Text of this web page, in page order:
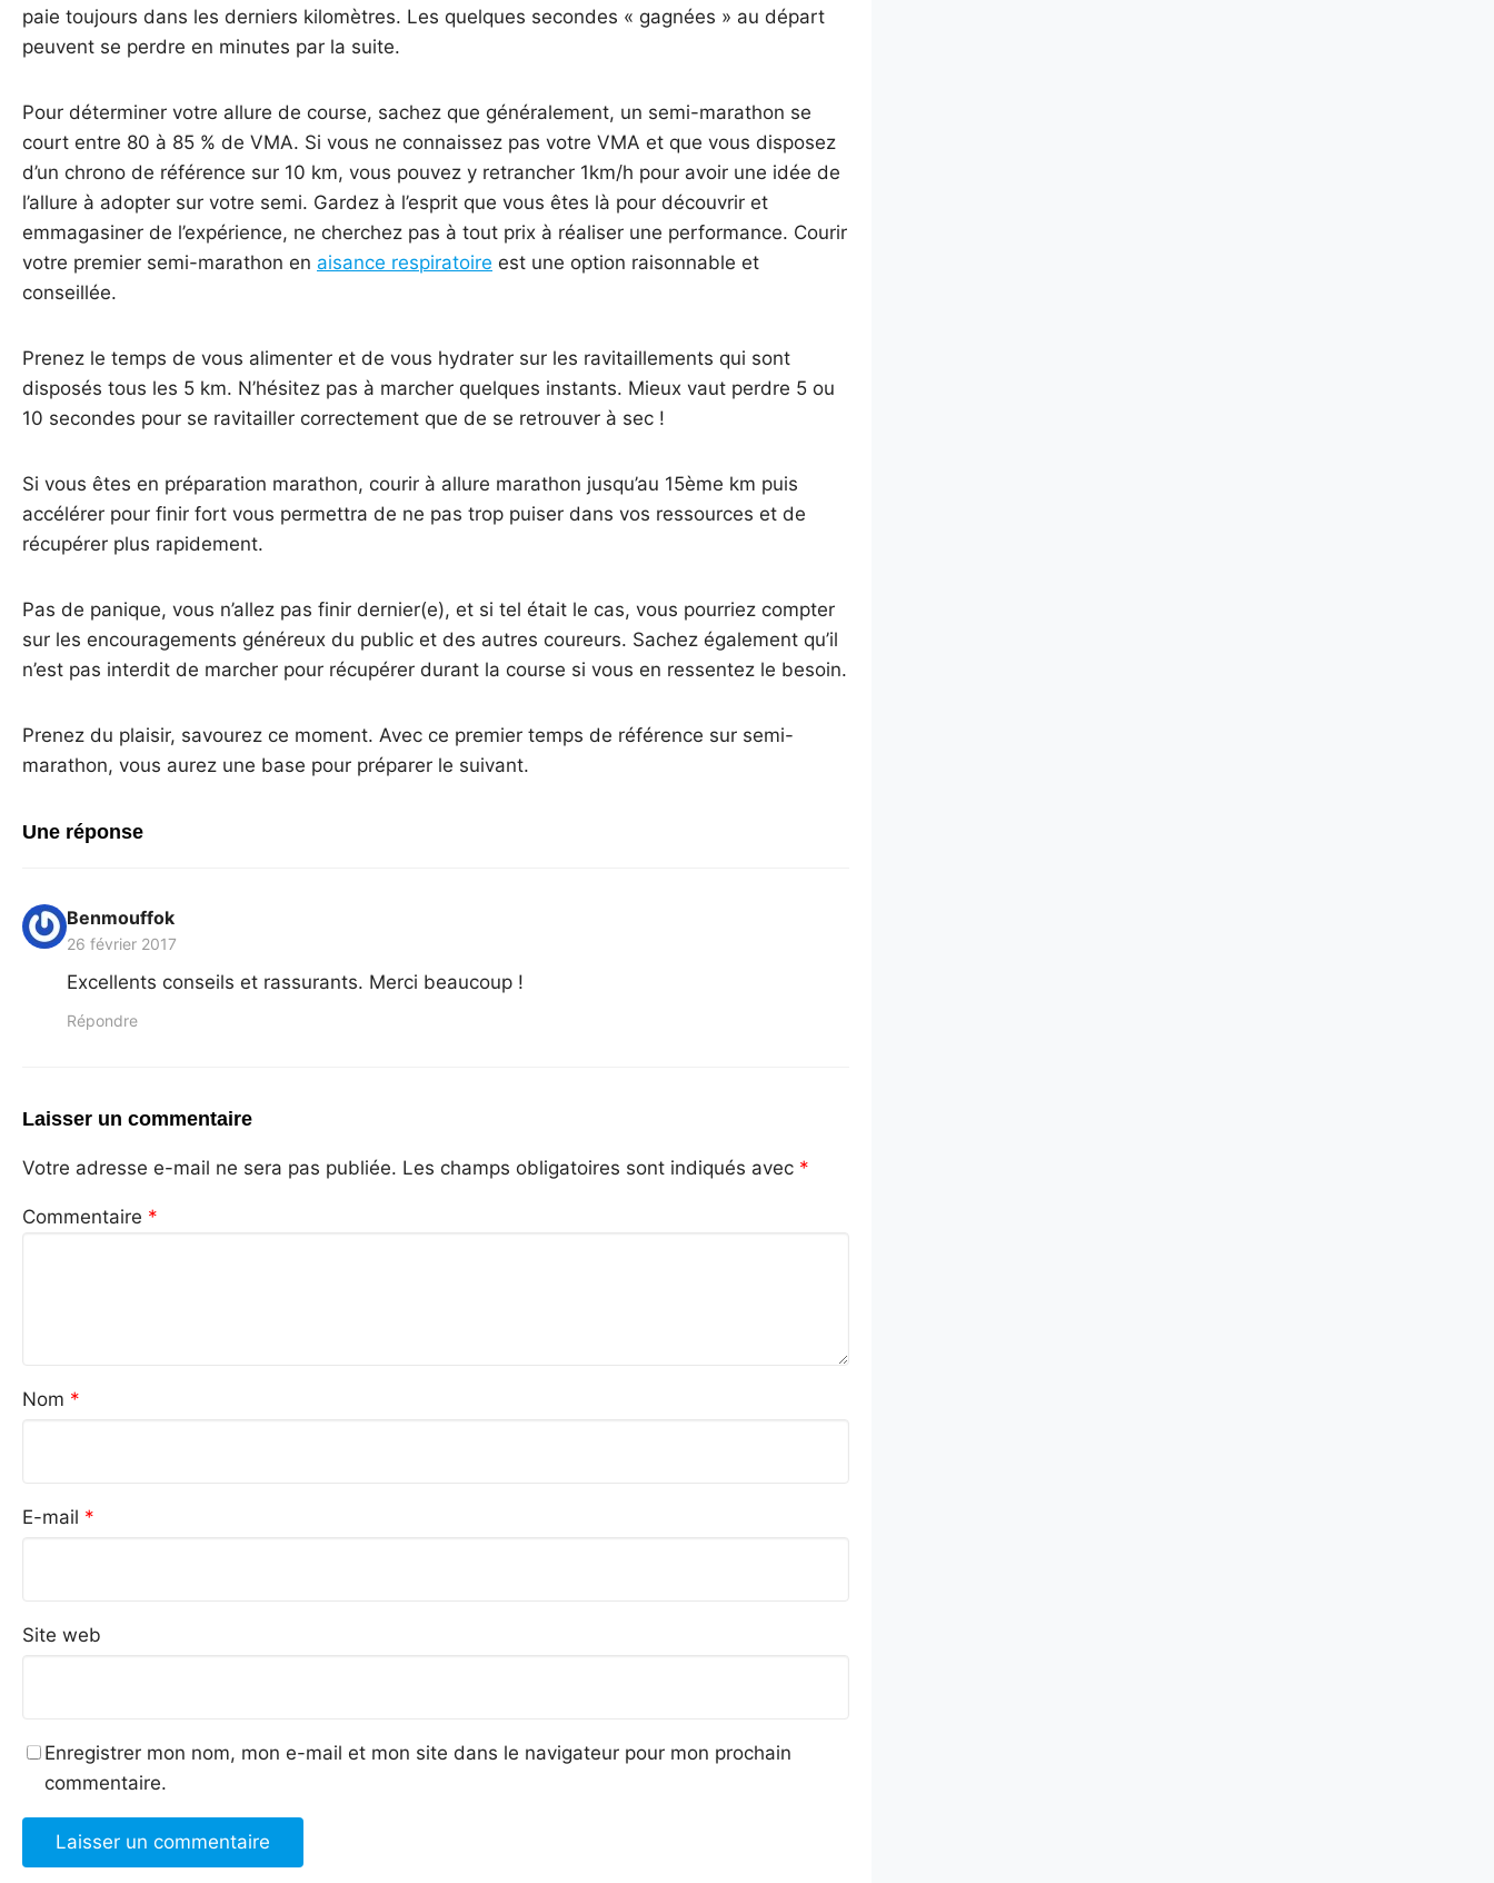
paie toujours dans les derniers kilomètres. Les quelques secondes « gagnées » au départ
peuvent se perdre en minutes par la suite.
Pour déterminer votre allure de course, sachez que généralement, un semi-marathon se
court entre 80 à 85 % de VMA. Si vous ne connaissez pas votre VMA et que vous disposez
d’un chrono de référence sur 10 km, vous pouvez y retrancher 1km/h pour avoir une idée de
l’allure à adopter sur votre semi. Gardez à l’esprit que vous êtes là pour découvrir et
emmagasiner de l’expérience, ne cherchez pas à tout prix à réaliser une performance. Courir
votre premier semi-marathon en aisance respiratoire est une option raisonnable et
conseillée.
Prenez le temps de vous alimenter et de vous hydrater sur les ravitaillements qui sont
disposés tous les 5 km. N’hésitez pas à marcher quelques instants. Mieux vaut perdre 5 ou
10 secondes pour se ravitailler correctement que de se retrouver à sec !
Si vous êtes en préparation marathon, courir à allure marathon jusqu’au 15ème km puis
accélérer pour finir fort vous permettra de ne pas trop puiser dans vos ressources et de
récupérer plus rapidement.
Pas de panique, vous n’allez pas finir dernier(e), et si tel était le cas, vous pourriez compter
sur les encouragements généreux du public et des autres coureurs. Sachez également qu’il
n’est pas interdit de marcher pour récupérer durant la course si vous en ressentez le besoin.
Prenez du plaisir, savourez ce moment. Avec ce premier temps de référence sur semi-
marathon, vous aurez une base pour préparer le suivant.
Une réponse
Benmouffok
26 février 2017
Excellents conseils et rassurants. Merci beaucoup !
Répondre
Laisser un commentaire
Votre adresse e-mail ne sera pas publiée. Les champs obligatoires sont indiqués avec *
Commentaire *
Nom *
E-mail *
Site web
Enregistrer mon nom, mon e-mail et mon site dans le navigateur pour mon prochain
commentaire.